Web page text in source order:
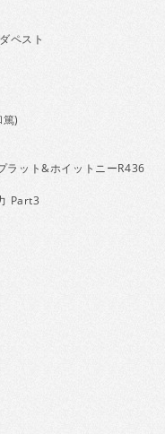
ペスト
)
ラット&ホイットニーR436
Part3